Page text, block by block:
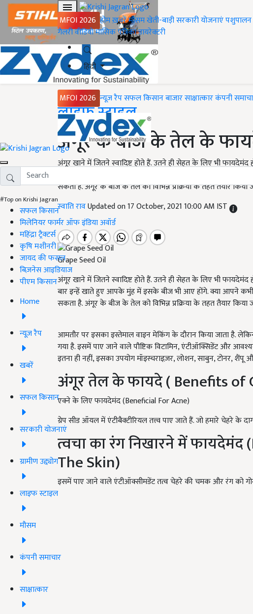
MFOI 2026 होमख़बरेंमौसमखेती-बाड़ीसरकारी योजनाएंपशुपालन
गैलरीवीडियोमासिक पत्रिकाडायरेक्टरी
हिंदी
MFOI 2026 न्यूज़ रैपसफल किसानबाजारसाक्षात्कारकंपनी
#Top on Krishi Jagran
सफल किसान
मिलेनियर फार्मर ऑफ इंडिया अवॉर्ड
महिंद्रा ट्रैक्टर्स
कृषि मशीनरी
जायद की फसल
बिज़नेस आइडियाज
पीएम किसान
Home
न्यूज़ रैप
खबरें
सफल किसान
सरकारी योजनाएं
ग्रामीण उद्द्योग
लाइफ स्टाइल
मौसम
कंपनी समाचार
साक्षात्कार
Home
लाइफ स्टाइल
अंगूर के बीज के तेल के
अंगूर खाने में जितने स्वादिष्ट होते हैं. उतने ही सेहत के लिए भी
सकता है. अंगूर के बीज के तेल को विभिन्न प्रक्रिया के तहत तैयार किया
स्वाति रावUpdated on 17 October, 2021 10:00 AM IST
Grape Seed Oil
अंगूर खाने में जितने स्वादिष्ट होते हैं. उतने ही सेहत के लिए भी
बार इन्हें खाते हुए आपके मुंह में इसके बीज भी आए होंगे. क्या आपने
सकता है. अंगूर के बीज के तेल को विभिन्न प्रक्रिया के तहत तैयार किया
आमतौर पर इसका इस्तेमाल वाइन मेकिंग के दौरान किया जाता है.
गया है. इसमें पाए जाने वाले पौष्टिक विटामिन, एंटीऑक्सिडेंट और
इतना ही नहीं, इसका उपयोग मॉइस्चराइज़र, लोशन, साबुन, टोनर, शैंपू
अंगूर तेल के फायदे ( Benefits of
एक्ने के लिए फायदेमंद (Beneficial For Acne)
ग्रेप सीड ऑयल में एंटीबैक्टीरियल तत्त्व पाए जाते हैं. जो हमारे चेहरे के
त्वचा का रंग निखारने में
The Skin)
इसमें पाए जाने वाले एंटीऑक्सीमडेंट तत्व चेहरे की चमक और रंग को